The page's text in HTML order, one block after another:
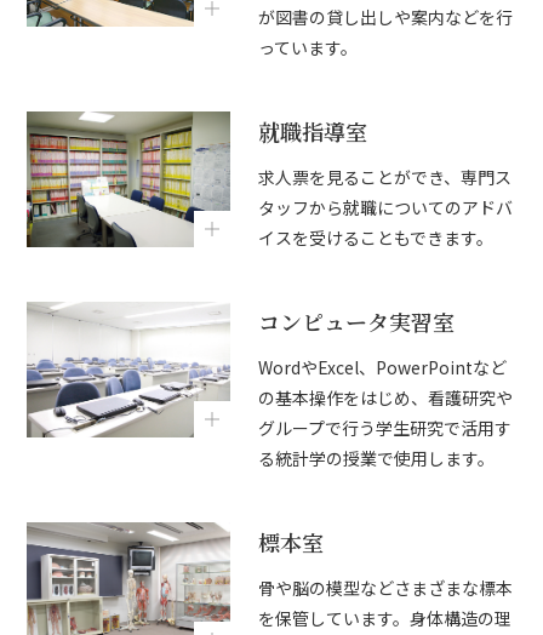
が図書の貸し出しや案内などを行
っています。
就職指導室
求人票を見ることができ、専門ス
タッフから就職についてのアドバ
イスを受けることもできます。
コンピュータ実習室
WordやExcel、PowerPointなど
の基本操作をはじめ、看護研究や
グループで行う学生研究で活用す
る統計学の授業で使用します。
標本室
骨や脳の模型などさまざまな標本
を保管しています。身体構造の理